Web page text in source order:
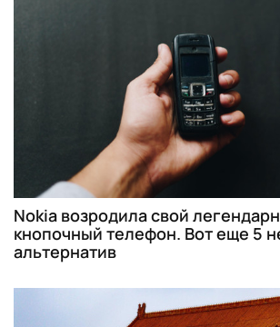
Nokia возродила свой
кнопочный телефон. Вот еще 5
альтернатив